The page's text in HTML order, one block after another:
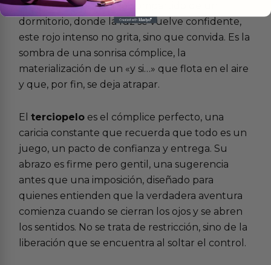
promesa. En el silencio compartido de un
dormitorio, donde la luz se vuelve confidente,
este rojo intenso no grita, sino que convida. Es la
sombra de una sonrisa cómplice, la
materialización de un «y si…» que flota en el aire
y que, por fin, se deja atrapar.
Elterciopelo es el cómplice perfecto, una
caricia constante que recuerda que todo es un
juego, un pacto de confianza y entrega. Su
abrazo es firme pero gentil, una sugerencia
antes que una imposición, diseñado para
quienes entienden que la verdadera aventura
comienza cuando se cierran los ojos y se abren
los sentidos. No se trata de restricción, sino de la
liberación que se encuentra al soltar el control.